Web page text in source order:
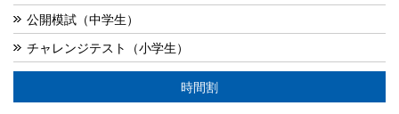
公開模試（中学生）
チャレンジテスト（小学生）
時間割